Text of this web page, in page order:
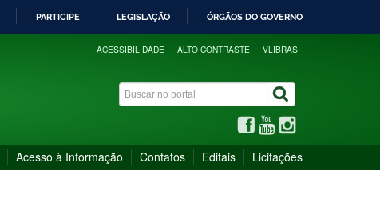
PARTICIPE LEGISLAÇÃO ÓRGÃOS DO GOVERNO
ACESSIBILIDADE ALTO CONTRASTE VLIBRAS
Acesso à Informação Contatos Editais Licitações